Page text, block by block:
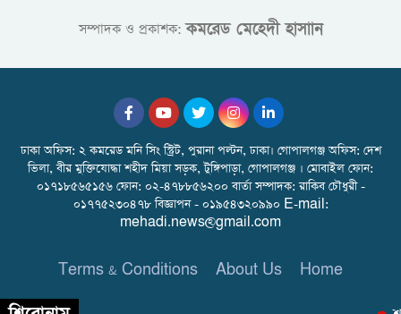
সম্পাদক ও প্রকাশক:কমরেড মেহেদী হাসাান
ঢাকা অফিস: ২ কমরেড মনি সিং স্ট্রিট, পুরানা পল্টন, ঢাকা। গোপালগঞ্জ অফিস: দেশ
ভিলা, বীর মুক্তিযোদ্ধা শহীদ মিয়া সড়ক, টুঙ্গিপাড়া, গোপালগঞ্জ । মোবাইল ফোন:
০১৭১৮৫৬৫১৫৬ ফোন: ০২-৪৭৮৮৫৬২০০ বার্তা সম্পাদক: রাকিব চৌধুরী -
০১৭৭৫২৩০৪৭৮ বিজ্ঞাপন - ০১৯৫৪৩২০৯৯০ E-mail:
mehadi.news@gmail.com
Terms & Conditions About Us Home